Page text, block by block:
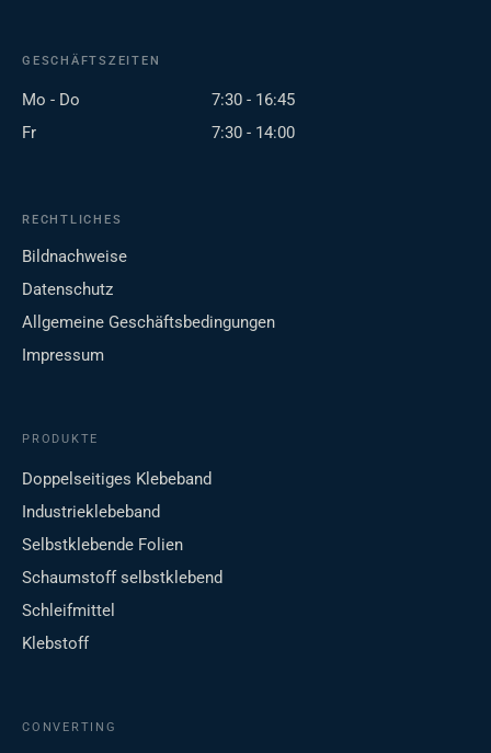
GESCHÄFTSZEITEN
Mo - Do
7:30 - 16:45
Fr
7:30 - 14:00
RECHTLICHES
Bildnachweise
Datenschutz
Allgemeine Geschäftsbedingungen
Impressum
PRODUKTE
Doppelseitiges Klebeband
Industrieklebeband
Selbstklebende Folien
Schaumstoff selbstklebend
Schleifmittel
Klebstoff
CONVERTING